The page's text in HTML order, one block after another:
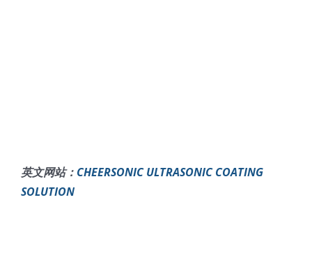
英文网站： CHEERSONIC ULTRASONIC COATING
SOLUTION